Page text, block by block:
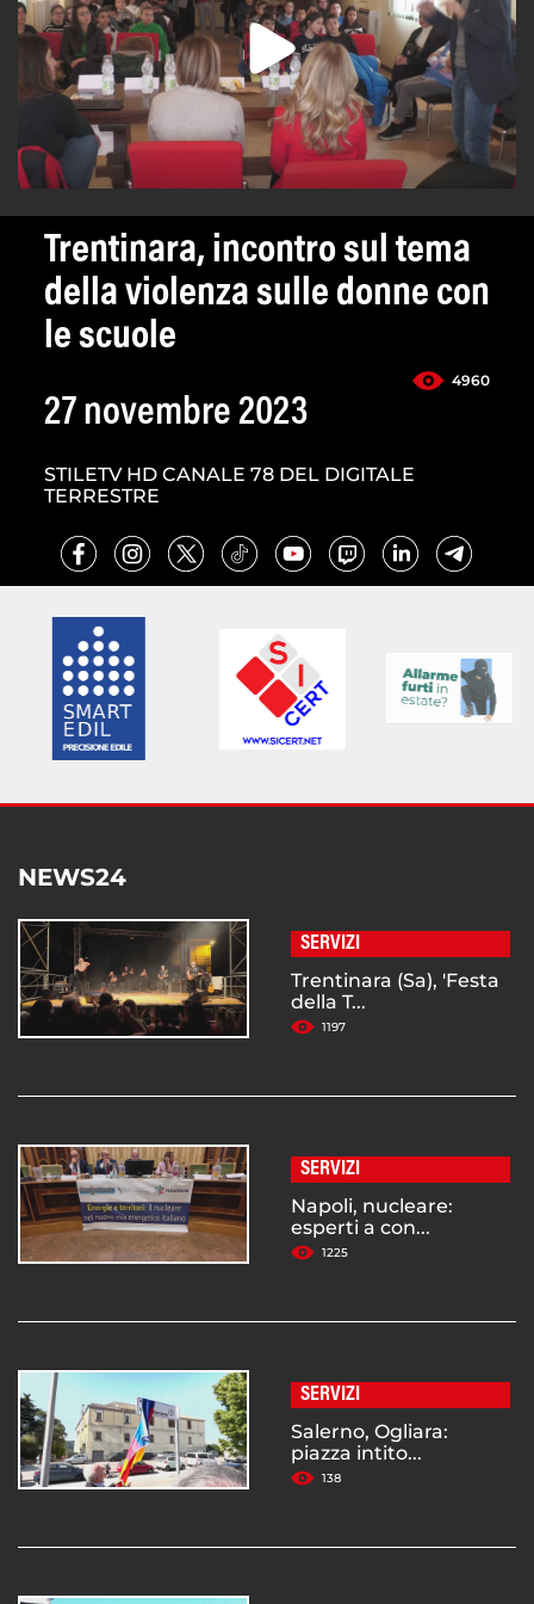
Trentinara, incontro sul tema
della violenza sulle donne con
le scuole
4960
27 novembre 2023
STILETV HD CANALE 78 DEL DIGITALE
TERRESTRE
NEWS24
SERVIZI
Trentinara (Sa), 'Festa
della T...
1197
SERVIZI
Napoli, nucleare:
esperti a con...
1225
SERVIZI
Salerno, Ogliara:
piazza intito...
138